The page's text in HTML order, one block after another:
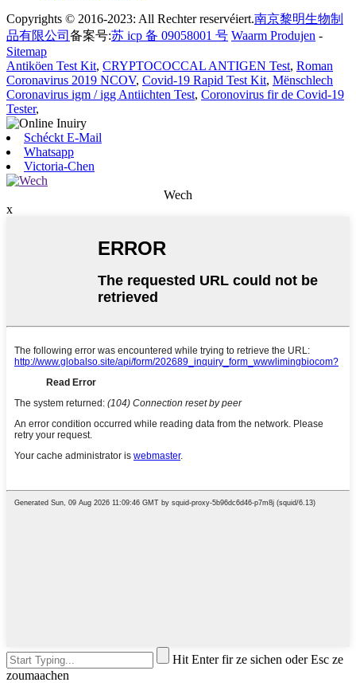
Copyrights © 2016-2023: All Rechter reservéiert.南京黎明生物制
品有限公司 备案号:苏 icp 备 09058001 号 Waarm Produjen -
Sitemap
Antiköen Test Kit, CRYPTOCOCCAL ANTIGEN Test, Roman
Coronavirus 2019 NCOV, Covid-19 Rapid Test Kit, Mënschlech
Coronavirus igm / igg Antiichten Test, Coronovirus fir de Covid-19
Tester,
Schéckt E-Mail
Whatsapp
Victoria-Chen
Wech
x
Hit Enter fir ze sichen oder Esc ze
zoumaachen